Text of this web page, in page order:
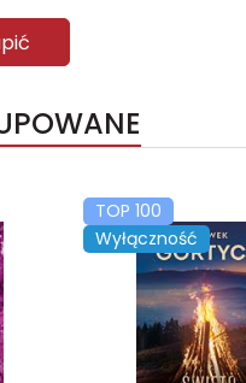
TOP 100
Wyłączność